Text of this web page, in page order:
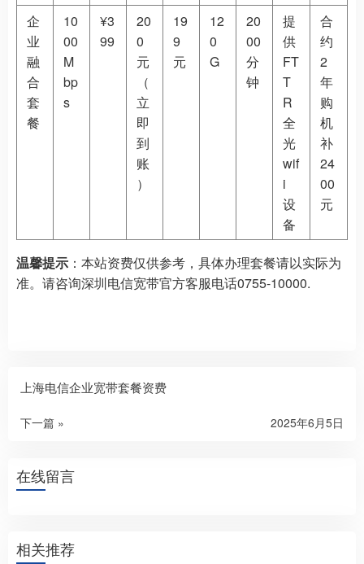
企
业
融
合
套
餐
10
00
M
bp
s
¥3
99
20
0
元
（
立
即
到
账
）
19
9
元
12
0
G
20
00
分
钟
提
供
FT
T
R
全
光
wif
i
设
备
合
约
2
年
购
机
补
24
00
元
温馨提示 ：本站资费仅供参考，具体办理套餐请以实际为
准。请咨询深圳电信宽带官方客服电话0755-10000.
上海电信企业宽带套餐资费
下一篇 » 2025年6月5日
在线留言
相关推荐